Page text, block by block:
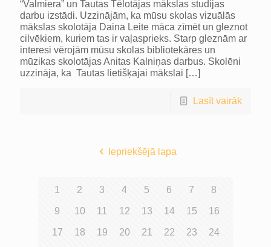
“Valmiera” un Tautas Tēlotājas mākslas studijas
darbu izstādi. Uzzinājām, ka mūsu skolas vizuālās
mākslas skolotāja Daina Leite māca zīmēt un gleznot
cilvēkiem, kuriem tas ir vaļasprieks. Starp gleznām ar
interesi vērojām mūsu skolas bibliotekāres un
mūzikas skolotājas Anitas Kalniņas darbus. Skolēni
uzzināja, ka Tautas lietišķajai mākslai […]
Lasīt vairāk
Iepriekšējā lapa
1 2 3 4 5 6 7 8
9 10 11 12 13 14 15 16
17 18 19 20 21 22 23 24